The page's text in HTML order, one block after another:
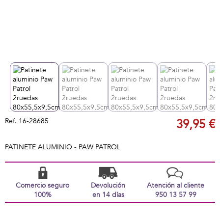
Ref. 16-28685 39,95 €
PATINETE ALUMINIO - PAW PATROL
Comercio seguro
100%
Devolución
en 14 días
Atención al cliente
950 13 57 99